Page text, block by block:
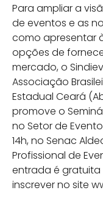
Para ampliar a
de eventos e as
como apresentar
opções de
mercado, o
Associação
Estadual Ceará
promove o
no Setor de
14h, no Senac
Profissional de
entrada é gratuita
inscrever no site